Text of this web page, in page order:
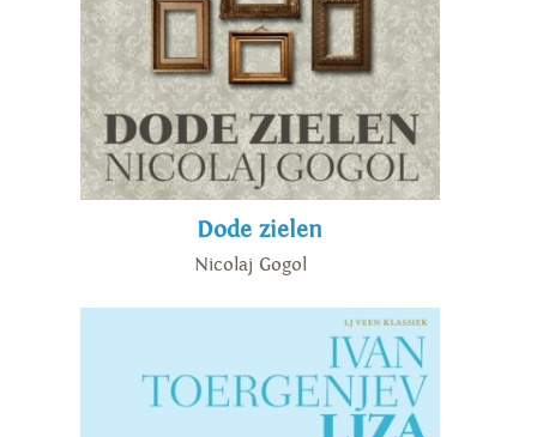
Dode zielen
Nicolaj Gogol